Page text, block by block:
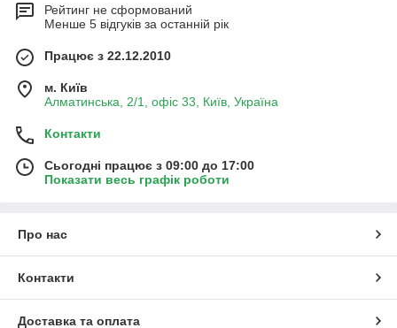
Рейтинг не сформований
Менше 5 відгуків за останній рік
Працює з 22.12.2010
м. Київ
Алматинська, 2/1, офіс 33, Київ, Україна
Контакти
Сьогодні працює з 09:00 до 17:00
Показати весь графік роботи
Про нас
Контакти
Доставка та оплата